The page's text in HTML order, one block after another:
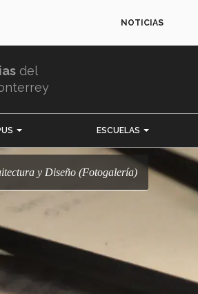
NOTICIAS
del
ESCUELAS
y Diseño (Fotogalería)